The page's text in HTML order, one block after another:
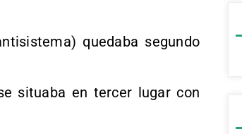
quedaba segundo
situaba en tercer lugar con